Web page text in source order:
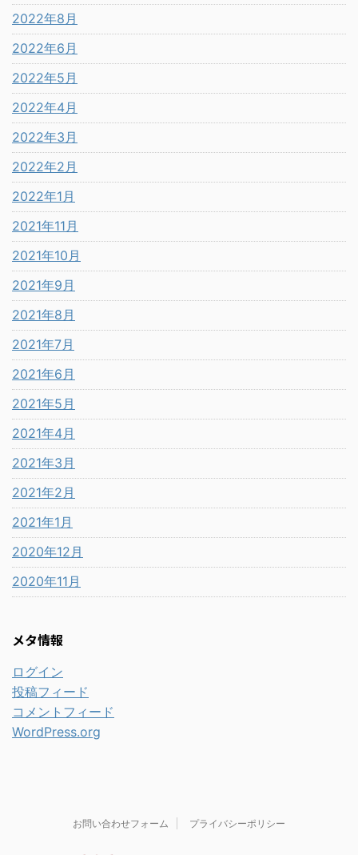
2022年8月
2022年6月
2022年5月
2022年4月
2022年3月
2022年2月
2022年1月
2021年11月
2021年10月
2021年9月
2021年8月
2021年7月
2021年6月
2021年5月
2021年4月
2021年3月
2021年2月
2021年1月
2020年12月
2020年11月
メタ情報
ログイン
投稿フィード
コメントフィード
WordPress.org
お問い合わせフォーム プライバシーポリシー